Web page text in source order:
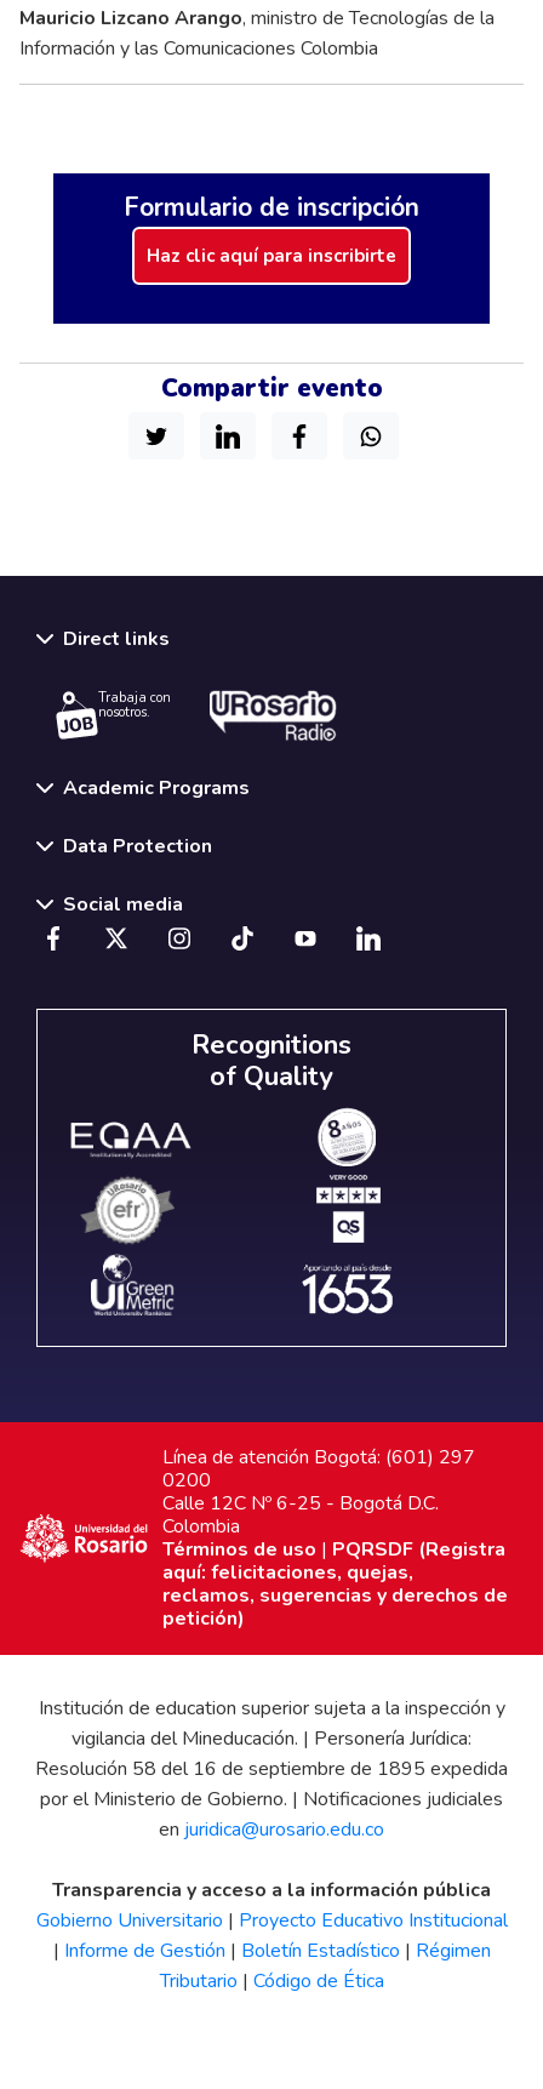
Formulario de inscripción
Haz clic aquí para inscribirte
Compartir evento
Mauricio Lizcano Arango, ministro de Tecnologías de la
Información y las Comunicaciones Colombia
Direct links
Trabaja con
nosotros.
Academic Programs
Data Protection
Social media
Recognitions
of Quality
Línea de atención Bogotá: (601) 297
0200
Calle 12C Nº 6-25 - Bogotá D.C.
Colombia
Términos de uso | PQRSDF (Registra
aquí: felicitaciones, quejas,
reclamos, sugerencias y derechos de
petición)
Institución de education superior sujeta a la inspección y
vigilancia del Mineducación. | Personería Jurídica:
Resolución 58 del 16 de septiembre de 1895 expedida
por el Ministerio de Gobierno. | Notificaciones judiciales
en juridica@urosario.edu.co
Transparencia y acceso a la información pública
Gobierno Universitario | Proyecto Educativo Institucional
| Informe de Gestión | Boletín Estadístico | Régimen
Tributario | Código de Ética